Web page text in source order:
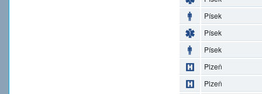
Písek
Písek
Písek
Plzeň
Plzeň